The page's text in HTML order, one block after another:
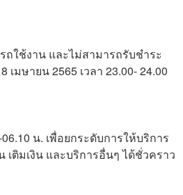
ใช้งาน และไม่สามารถรับชำระ
มษายน 2565 เวลา 23.00- 24.00
น. เพื่อยกระดับการให้บริการ
ติมเงิน และบริการอื่นๆ ได้ชั่วคราว